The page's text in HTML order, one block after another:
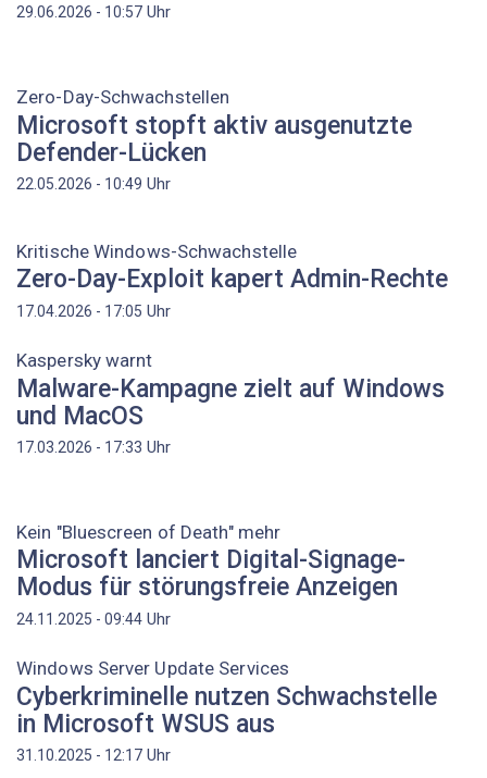
29.06.2026 - 10:57 Uhr
Zero-Day-Schwachstellen
Microsoft stopft aktiv ausgenutzte
Defender-Lücken
22.05.2026 - 10:49 Uhr
Kritische Windows-Schwachstelle
Zero-Day-Exploit kapert Admin-Rechte
17.04.2026 - 17:05 Uhr
Kaspersky warnt
Malware-Kampagne zielt auf Windows
und MacOS
17.03.2026 - 17:33 Uhr
Kein "Bluescreen of Death" mehr
Microsoft lanciert Digital-Signage-
Modus für störungsfreie Anzeigen
24.11.2025 - 09:44 Uhr
Windows Server Update Services
Cyberkriminelle nutzen Schwachstelle
in Microsoft WSUS aus
31.10.2025 - 12:17 Uhr